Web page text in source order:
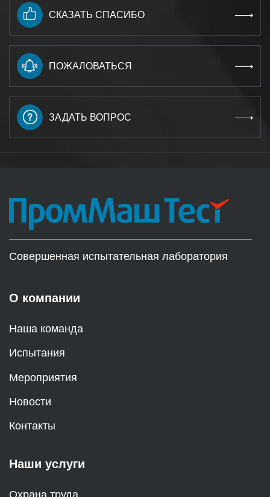
СКАЗАТЬ СПАСИБО
ПОЖАЛОВАТЬСЯ
ЗАДАТЬ ВОПРОС
Совершенная испытательная лаборатория
О компании
Наша команда
Испытания
Мероприятия
Новости
Контакты
Наши услуги
Охрана труда